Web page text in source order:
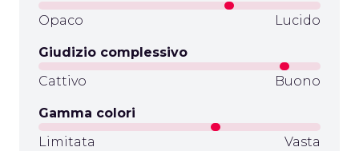
Opaco
Lucido
Giudizio complessivo
Cattivo
Buono
Gamma colori
Limitata
Vasta